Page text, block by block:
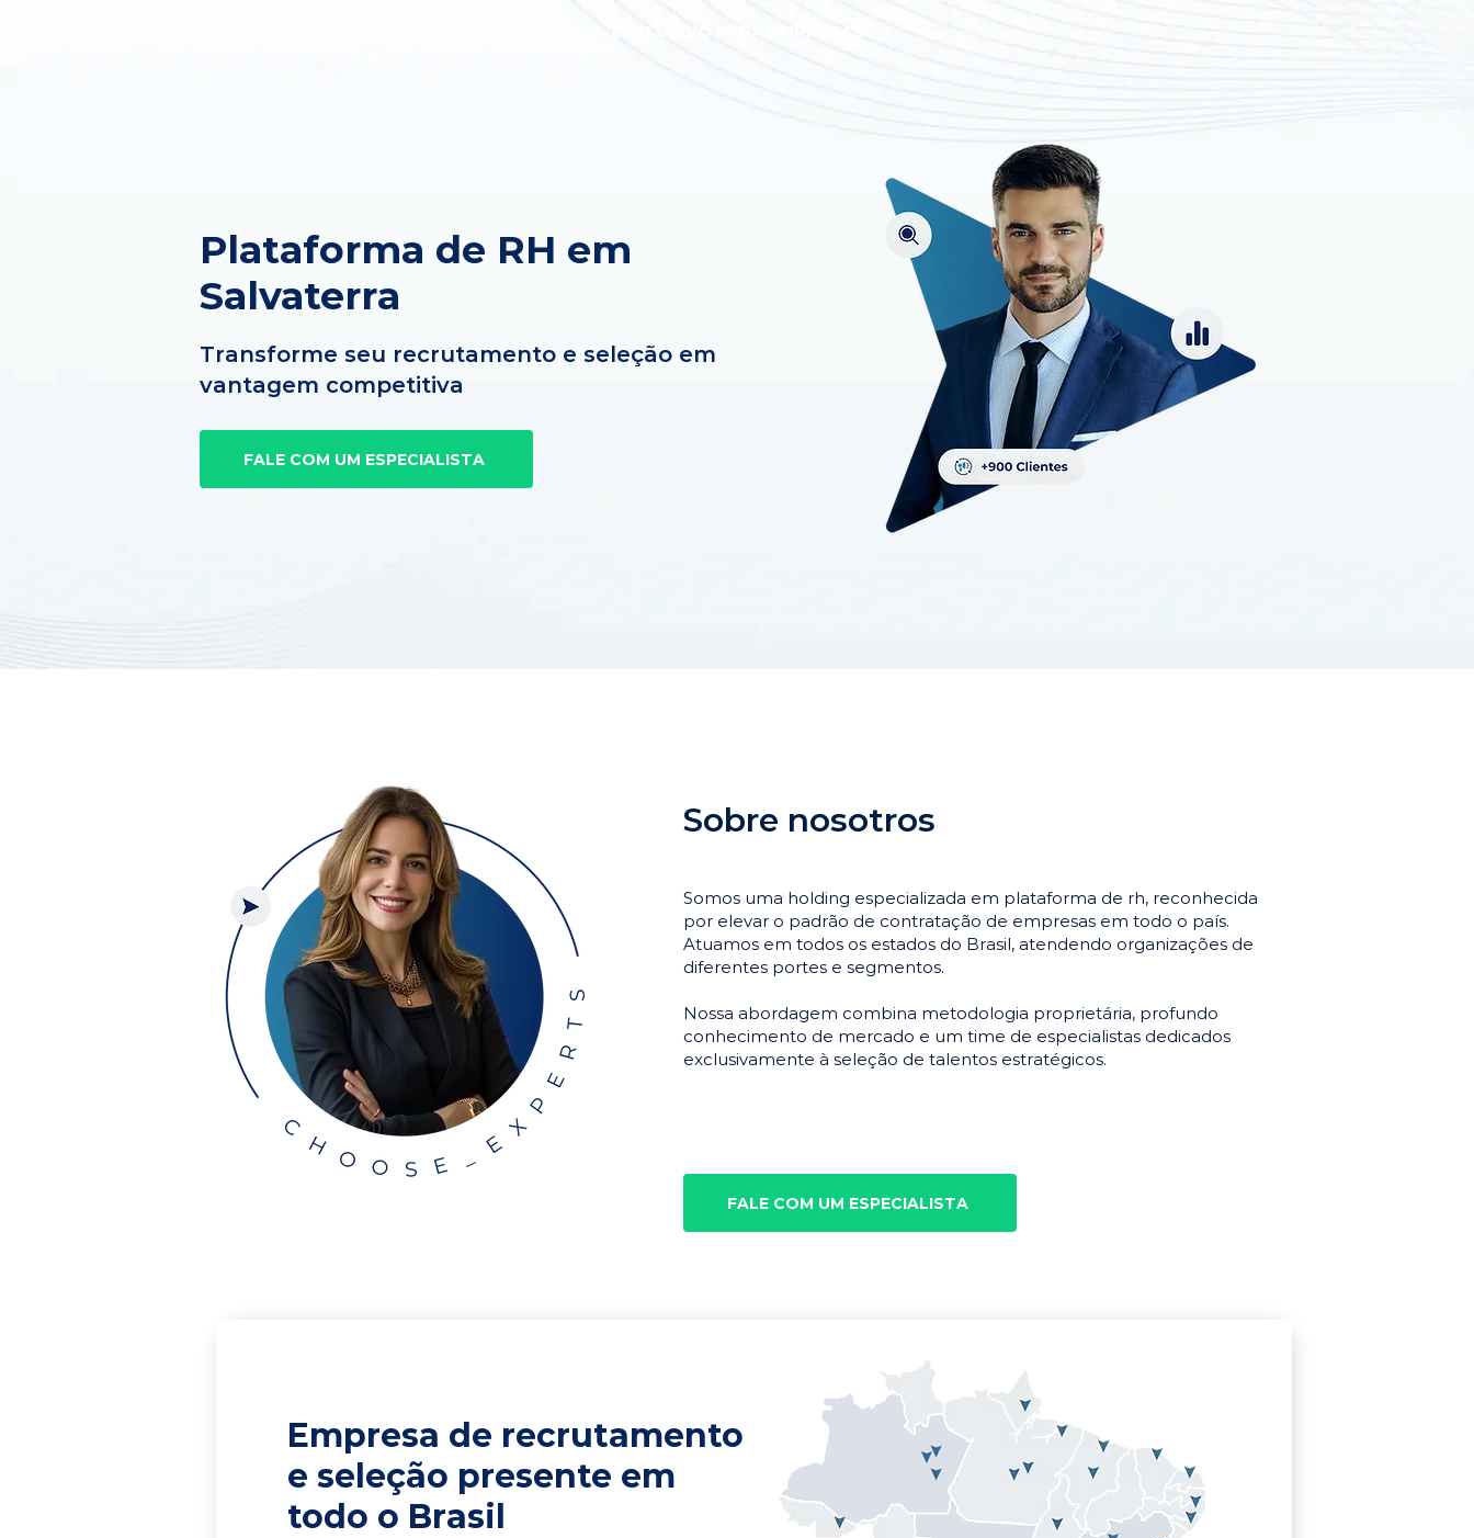
Plataforma de RH em
Salvaterra
Transforme seu recrutamento e seleção em
vantagem competitiva
FALE COM UM ESPECIALISTA
Sobre nosotros
Somos uma holding especializada em plataforma de rh, reconhecida
por elevar o padrão de contratação de empresas em todo o país.
Atuamos em todos os estados do Brasil, atendendo organizações de
diferentes portes e segmentos.
Nossa abordagem combina metodologia proprietária, profundo
conhecimento de mercado e um time de especialistas dedicados
exclusivamente à seleção de talentos estratégicos.
FALE COM UM ESPECIALISTA
Empresa de recrutamento
e seleção presente em
todo o Brasil